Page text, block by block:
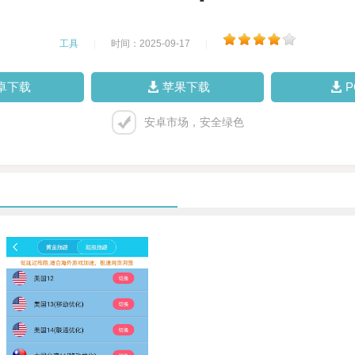
工具 时间：2025-09-17
下载 苹果下载
安卓市场，安全绿色